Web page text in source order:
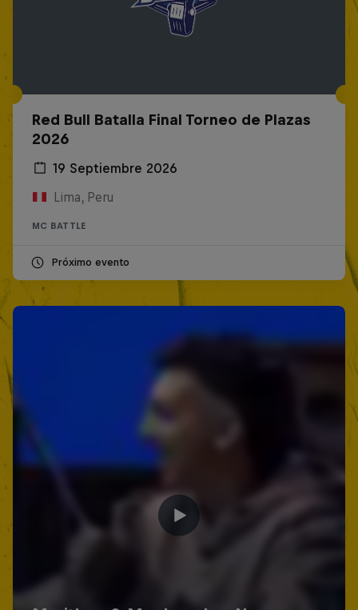
Red Bull Batalla Final Torneo de Plazas
2026
19 Septiembre 2026
Lima, Peru
MC BATTLE
Próximo evento